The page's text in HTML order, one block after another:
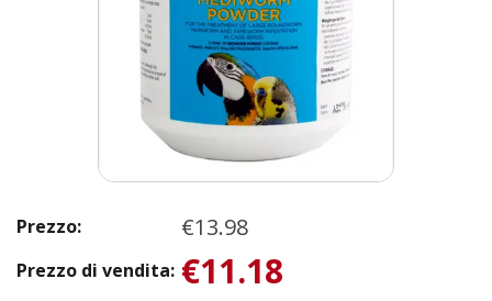
Prezzo: €13.98
Prezzo di vendita: €11.18